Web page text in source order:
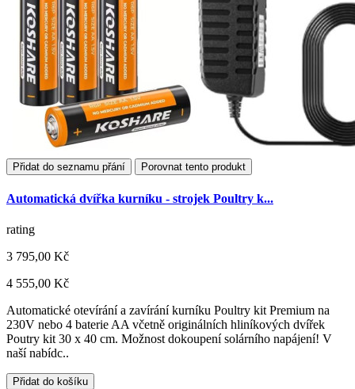
Přidat do seznamu přání Porovnat tento produkt
Automatická dvířka kurníku - strojek Poultry k...
rating
3 795,00 Kč
4 555,00 Kč
Automatické otevírání a zavírání kurníku Poultry kit Premium na
230V nebo 4 baterie AA včetně originálních hliníkových dvířek
Poutry kit 30 x 40 cm. Možnost dokoupení solárního napájení! V
naší nabídc..
Přidat do košíku